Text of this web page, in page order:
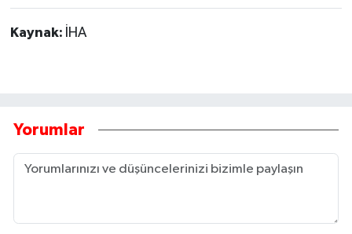
Kaynak: İHA
Yorumlar